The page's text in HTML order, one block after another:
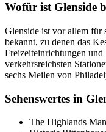
Wofür ist Glenside
Glenside ist vor allem für
bekannt, zu denen das
Freizeiteinrichtungen und
verkehrsreichsten
sechs Meilen von
Sehenswertes in
The Highlands